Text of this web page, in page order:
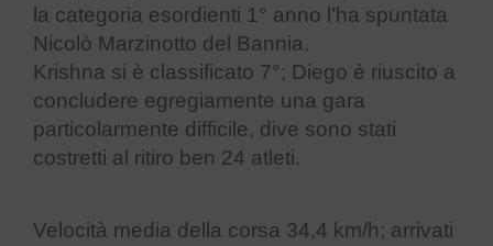
la categoria esordienti 1° anno l’ha spuntata
Nicolò Marzinotto del Bannia.
Krishna si è classificato 7°; Diego è riuscito a
concludere egregiamente una gara
particolarmente difficile, dive sono stati
costretti al ritiro ben 24 atleti.
Velocità media della corsa 34,4 km/h; arrivati